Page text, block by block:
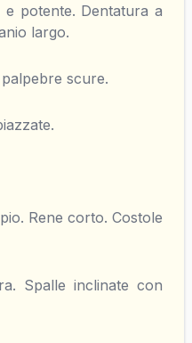
potente. Dentatura a
largo.
scure.
Rene corto. Costole
Spalle inclinate con